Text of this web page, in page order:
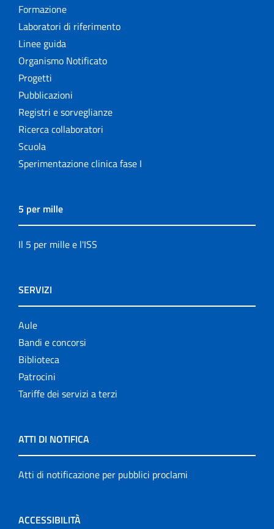
Formazione
Laboratori di riferimento
Linee guida
Organismo Notificato
Progetti
Pubblicazioni
Registri e sorveglianze
Ricerca collaboratori
Scuola
Sperimentazione clinica fase I
5 per mille
Il 5 per mille e l'ISS
SERVIZI
Aule
Bandi e concorsi
Biblioteca
Patrocini
Tariffe dei servizi a terzi
ATTI DI NOTIFICA
Atti di notificazione per pubblici proclami
ACCESSIBILITÀ